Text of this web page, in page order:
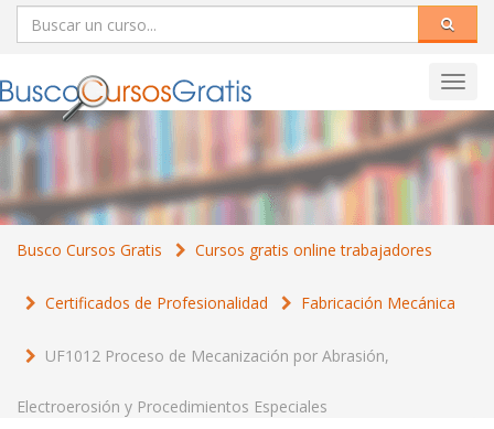
Busco Cursos Gratis Cursos gratis online trabajadores
Certificados de Profesionalidad Fabricación Mecánica
UF1012 Proceso de Mecanización por Abrasión,
Electroerosión y Procedimientos Especiales